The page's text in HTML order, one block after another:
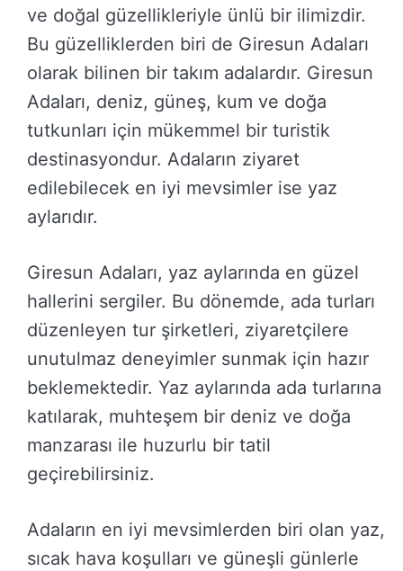
ve doğal güzellikleriyle ünlü bir ilimizdir.
Bu güzelliklerden biri de Giresun Adaları
olarak bilinen bir takım adalardır. Giresun
Adaları, deniz, güneş, kum ve doğa
tutkunları için mükemmel bir turistik
destinasyondur. Adaların ziyaret
edilebilecek en iyi mevsimler ise yaz
aylarıdır.
Giresun Adaları, yaz aylarında en güzel
hallerini sergiler. Bu dönemde, ada turları
düzenleyen tur şirketleri, ziyaretçilere
unutulmaz deneyimler sunmak için hazır
beklemektedir. Yaz aylarında ada turlarına
katılarak, muhteşem bir deniz ve doğa
manzarası ile huzurlu bir tatil
geçirebilirsiniz.
Adaların en iyi mevsimlerden biri olan yaz,
sıcak hava koşulları ve güneşli günlerle